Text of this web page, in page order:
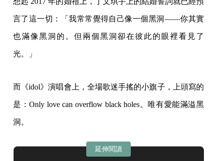
言了這一切：「我常常覺得自己像一個黑洞——你其實
也滿像黑洞的。但兩個黑洞卻在彼此的眼裡看見了
光。」
而《idol》演唱會上，全場歌迷手搖的小旗子，上頭寫的
是：Only love can overflow black holes。唯有愛能滿溢黑
洞。
延伸閱讀